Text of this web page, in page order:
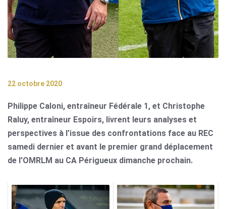
22 octobre 2020
Philippe Caloni, entraîneur Fédérale 1, et Christophe
Raluy, entraîneur Espoirs, livrent leurs analyses et
perspectives à l’issue des confrontations face au REC
samedi dernier et avant le premier grand déplacement
de l’OMRLM au CA Périgueux dimanche prochain.